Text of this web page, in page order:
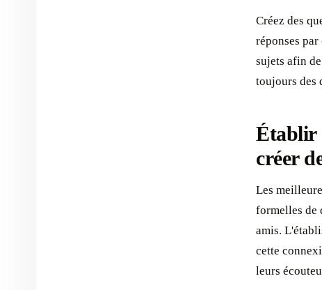
Créez des
réponses
sujets afin
toujours des
Établir
créer
Les
formelles de
amis.
cette
leurs